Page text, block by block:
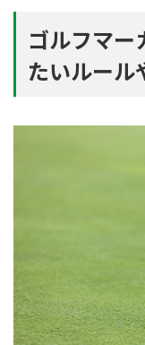
ゴルフマー
たいルール